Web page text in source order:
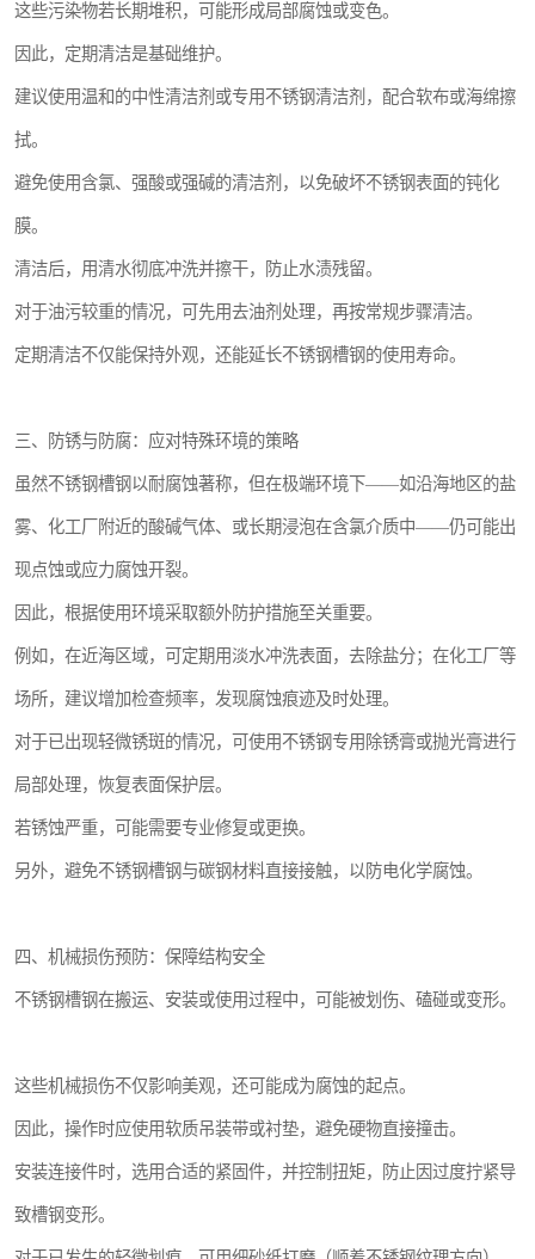
这些污染物若长期堆积，可能形成局部腐蚀或变色。
因此，定期清洁是基础维护。
建议使用温和的中性清洁剂或专用不锈钢清洁剂，配合软布或海绵擦
拭。
避免使用含氯、强酸或强碱的清洁剂，以免破坏不锈钢表面的钝化
膜。
清洁后，用清水彻底冲洗并擦干，防止水渍残留。
对于油污较重的情况，可先用去油剂处理，再按常规步骤清洁。
定期清洁不仅能保持外观，还能延长不锈钢槽钢的使用寿命。
三、防锈与防腐：应对特殊环境的策略
虽然不锈钢槽钢以耐腐蚀著称，但在极端环境下——如沿海地区的盐
雾、化工厂附近的酸碱气体、或长期浸泡在含氯介质中——仍可能出
现点蚀或应力腐蚀开裂。
因此，根据使用环境采取额外防护措施至关重要。
例如，在近海区域，可定期用淡水冲洗表面，去除盐分；在化工厂等
场所，建议增加检查频率，发现腐蚀痕迹及时处理。
对于已出现轻微锈斑的情况，可使用不锈钢专用除锈膏或抛光膏进行
局部处理，恢复表面保护层。
若锈蚀严重，可能需要专业修复或更换。
另外，避免不锈钢槽钢与碳钢材料直接接触，以防电化学腐蚀。
四、机械损伤预防：保障结构安全
不锈钢槽钢在搬运、安装或使用过程中，可能被划伤、磕碰或变形。
这些机械损伤不仅影响美观，还可能成为腐蚀的起点。
因此，操作时应使用软质吊装带或衬垫，避免硬物直接撞击。
安装连接件时，选用合适的紧固件，并控制扭矩，防止因过度拧紧导
致槽钢变形。